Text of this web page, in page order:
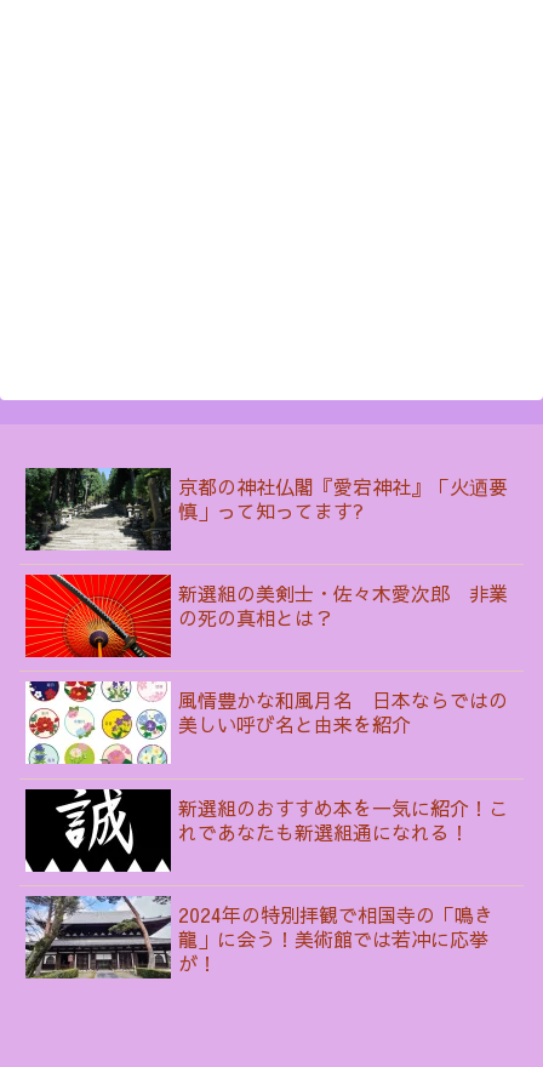
京都の神社仏閣『愛宕神社』「火迺要
慎」って知ってます?
新選組の美剣士・佐々木愛次郎 非業
の死の真相とは？
風情豊かな和風月名 日本ならではの
美しい呼び名と由来を紹介
新選組のおすすめ本を一気に紹介！こ
れであなたも新選組通になれる！
2024年の特別拝観で相国寺の「鳴き
龍」に会う！美術館では若冲に応挙
が！